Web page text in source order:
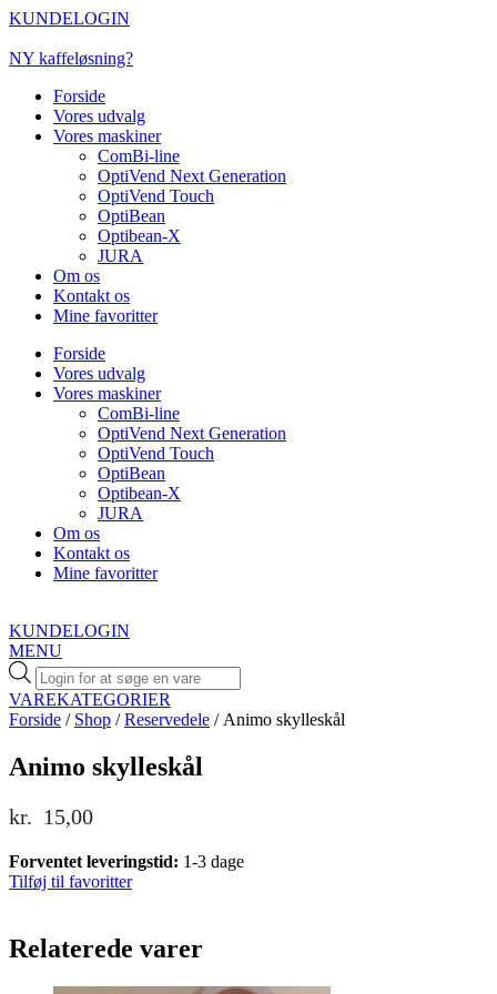
Videre
indhold
KUNDELOGIN
NY kaffeløsning?
Forside
Vores udvalg
Vores maskiner
ComBi-line
OptiVend Next Generation
OptiVend Touch
OptiBean
Optibean-X
JURA
Om os
Kontakt os
Mine favoritter
Forside
Vores udvalg
Vores maskiner
ComBi-line
OptiVend Next Generation
OptiVend Touch
OptiBean
Optibean-X
JURA
Om os
Kontakt os
Mine favoritter
KUNDELOGIN
MENU
Products
search
VAREKATEGORIER
Forside / Shop /Reservedele / Animo skylleskål
Animo skylleskål
kr. 15,00
Forventet leveringstid: 1-3 dage
Tilføj til favoritter
Relaterede varer